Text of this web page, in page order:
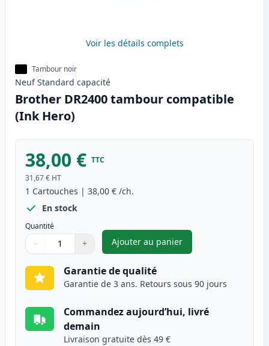
Voir les détails complets
Tambour noir
Neuf Standard capacité
Brother DR2400 tambour compatible
(Ink Hero)
38,00 € TTC
31,67 € HT
1 Cartouches | 38,00 € /ch.
En stock
Quantité
Quantité
Utilisez les boutons pour ajuster
− +
Quantité
Ajouter au panier
,Brother DR2400 tambour
Garantie de qualité
Garantie de 3 ans. Retours sous 90 jours
Commandez aujourd’hui, livré
demain
Livraison gratuite dès 49 €